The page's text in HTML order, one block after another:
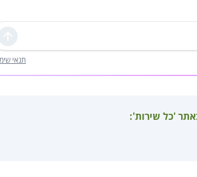
תנאי
'כל שירות':